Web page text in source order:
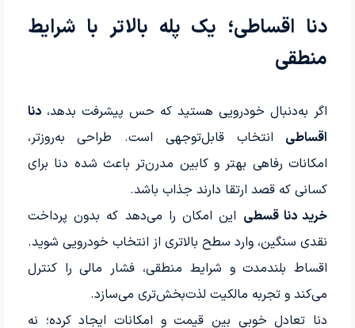
دنا اقساطی؛ یک پله بالاتر با شرایط
منطقی
اگر به‌دنبال خودرویی هستید که حس پیشرفت بدهد،دنا
اقساطی انتخاب قابل‌توجهی است. طراحی به‌روزتر،
امکانات رفاهی بهتر و کابین مدرن‌تر باعث شده دنا برای
کسانی که قصد ارتقا دارند جذاب باشد.
خرید دنا قسطی این امکان را می‌دهد که بدون پرداخت
نقدی سنگین، وارد سطح بالاتری از انتخاب خودرویی شوید.
اقساط بلندمدت و شرایط منطقی، فشار مالی را کنترل
می‌کند و تجربه مالکیت لذت‌بخش‌تری می‌سازد.
دنا تعادل خوبی بین قیمت و امکانات ایجاد کرده؛ نه